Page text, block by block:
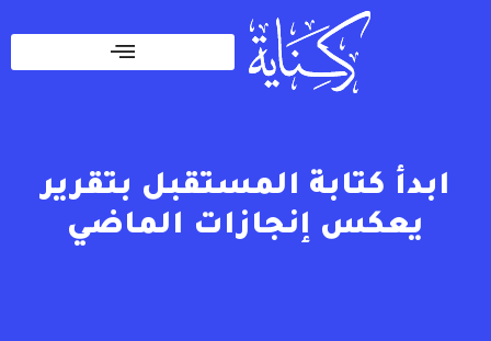
ابدأ كتابة المستقبل بتقرير
يعكس إنجازات الماضي